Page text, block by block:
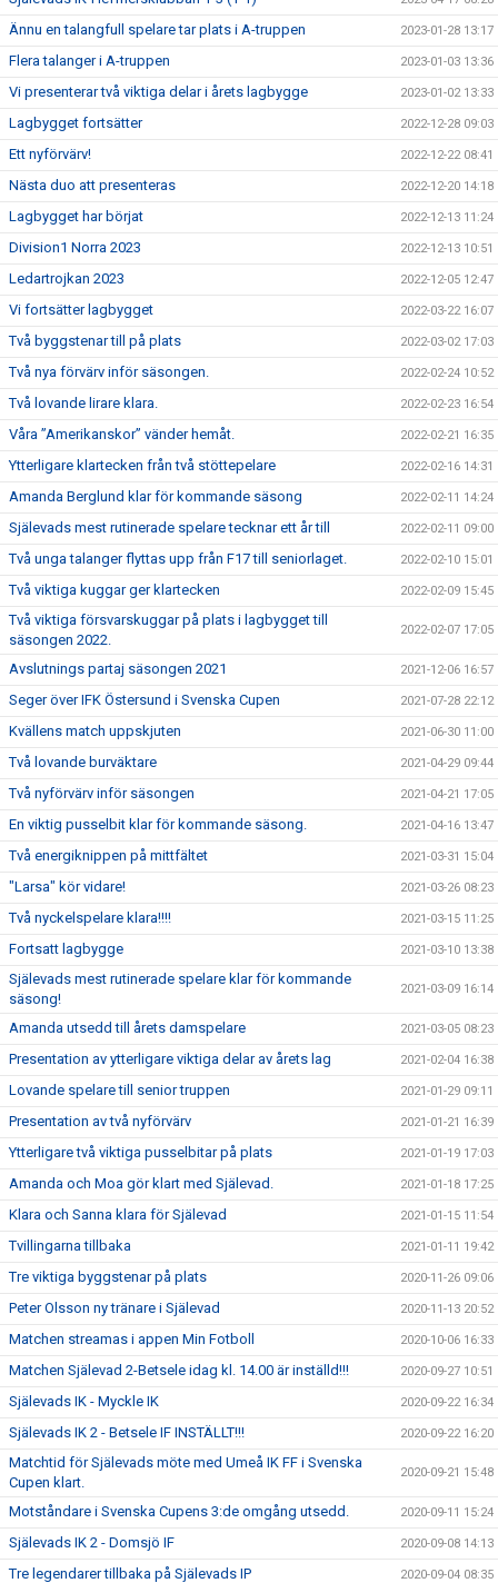
Ännu en talangfull spelare tar plats i A-truppen 2023-01-28 13:17
Flera talanger i A-truppen 2023-01-03 13:36
Vi presenterar två viktiga delar i årets lagbygge 2023-01-02 13:33
Lagbygget fortsätter 2022-12-28 09:03
Ett nyförvärv! 2022-12-22 08:41
Nästa duo att presenteras 2022-12-20 14:18
Lagbygget har börjat 2022-12-13 11:24
Division1 Norra 2023 2022-12-13 10:51
Ledartrojkan 2023 2022-12-05 12:47
Vi fortsätter lagbygget 2022-03-22 16:07
Två byggstenar till på plats 2022-03-02 17:03
Två nya förvärv inför säsongen. 2022-02-24 10:52
Två lovande lirare klara. 2022-02-23 16:54
Våra ”Amerikanskor” vänder hemåt. 2022-02-21 16:35
Ytterligare klartecken från två stöttepelare 2022-02-16 14:31
Amanda Berglund klar för kommande säsong 2022-02-11 14:24
Själevads mest rutinerade spelare tecknar ett år till 2022-02-11 09:00
Två unga talanger flyttas upp från F17 till seniorlaget. 2022-02-10 15:01
Två viktiga kuggar ger klartecken 2022-02-09 15:45
Två viktiga försvarskuggar på plats i lagbygget till
säsongen 2022.
2022-02-07 17:05
Avslutnings partaj säsongen 2021 2021-12-06 16:57
Seger över IFK Östersund i Svenska Cupen 2021-07-28 22:12
Kvällens match uppskjuten 2021-06-30 11:00
Två lovande burväktare 2021-04-29 09:44
Två nyförvärv inför säsongen 2021-04-21 17:05
En viktig pusselbit klar för kommande säsong. 2021-04-16 13:47
Två energiknippen på mittfältet 2021-03-31 15:04
"Larsa" kör vidare! 2021-03-26 08:23
Två nyckelspelare klara!!!! 2021-03-15 11:25
Fortsatt lagbygge 2021-03-10 13:38
Själevads mest rutinerade spelare klar för kommande
säsong!
2021-03-09 16:14
Amanda utsedd till årets damspelare 2021-03-05 08:23
Presentation av ytterligare viktiga delar av årets lag 2021-02-04 16:38
Lovande spelare till senior truppen 2021-01-29 09:11
Presentation av två nyförvärv 2021-01-21 16:39
Ytterligare två viktiga pusselbitar på plats 2021-01-19 17:03
Amanda och Moa gör klart med Själevad. 2021-01-18 17:25
Klara och Sanna klara för Själevad 2021-01-15 11:54
Tvillingarna tillbaka 2021-01-11 19:42
Tre viktiga byggstenar på plats 2020-11-26 09:06
Peter Olsson ny tränare i Själevad 2020-11-13 20:52
Matchen streamas i appen Min Fotboll 2020-10-06 16:33
Matchen Själevad 2-Betsele idag kl. 14.00 är inställd!!! 2020-09-27 10:51
Själevads IK - Myckle IK 2020-09-22 16:34
Själevads IK 2 - Betsele IF INSTÄLLT!!! 2020-09-22 16:20
Matchtid för Själevads möte med Umeå IK FF i Svenska
Cupen klart.
2020-09-21 15:48
Motståndare i Svenska Cupens 3:de omgång utsedd. 2020-09-11 15:24
Själevads IK 2 - Domsjö IF 2020-09-08 14:13
Tre legendarer tillbaka på Själevads IP 2020-09-04 08:35